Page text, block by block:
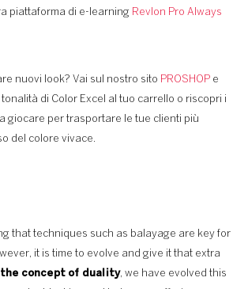
piattaforma di e-learning Revlon Pro Always
nuovi look? Vai sul nostro sito PROSHOPe
di Color Excel al tuo carrello o riscopri i
giocare per trasportare le tue clienti più
del colore vivace.
that techniques such as balayage are key for
it is time to evolve and give it that extra
the concept of duality, we have evolved this